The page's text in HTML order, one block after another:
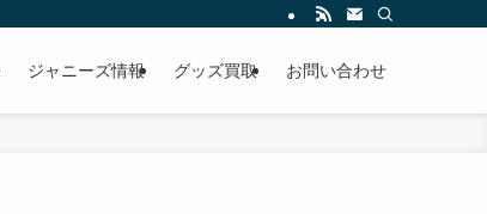
ジャニーズ情報 グッズ買取 お問い合わせ